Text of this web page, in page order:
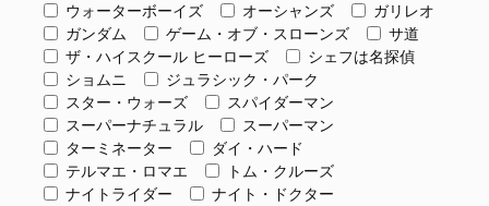
ウォーターボーイズ
オーシャンズ
ガリレオ
ガンダム
ゲーム・オブ・スローンズ
サ道
ザ・ハイスクール ヒーローズ
シェフは名探偵
ショムニ
ジュラシック・パーク
スター・ウォーズ
スパイダーマン
スーパーナチュラル
スーパーマン
ターミネーター
ダイ・ハード
テルマエ・ロマエ
トム・クルーズ
ナイトライダー
ナイト・ドクター